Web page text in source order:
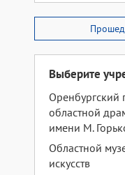
Выберите
Оренбургский
областной
имени М.
Областной
искусств